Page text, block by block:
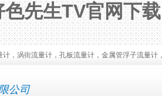
先生TV官网下
街流量计，孔板流量计，金属管浮子流量计，
公司